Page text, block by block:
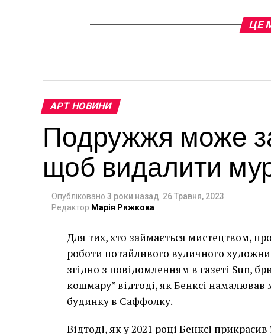
ЦЕ
АРТ НОВИНИ
Подружжя може
щоб видалити
Опубліковано 3 роки назад 26 Травня, 2023
Редактор Марія Рижкова
Для тих, хто займається мистецтвом,
роботи потайливого вуличного
згідно з повідомленням в газеті Sun,
кошмару” відтоді, як Бенксі намалював
будинку в Саффолку.
Відтоді, як у 2021 році Бенксі